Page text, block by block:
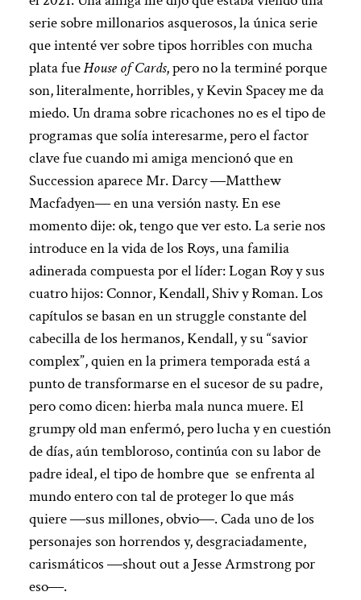
serie sobre millonarios asquerosos, la única serie
que intenté ver sobre tipos horribles con mucha
plata fueHouse of Cards, pero no la terminé porque
son, literalmente, horribles, y Kevin Spacey me da
miedo. Un drama sobre ricachones no es el tipo de
programas que solía interesarme, pero el factor
clave fue cuando mi amiga mencionó que en
Succession aparece Mr. Darcy ―Matthew
Macfadyen― en una versión nasty. En ese
momento dije: ok, tengo que ver esto. La serie nos
introduce en la vida de los Roys, una familia
adinerada compuesta por el líder: Logan Roy y sus
cuatro hijos: Connor, Kendall, Shiv y Roman. Los
capítulos se basan en un struggle constante del
cabecilla de los hermanos, Kendall, y su “savior
complex”, quien en la primera temporada está a
punto de transformarse en el sucesor de su padre,
pero como dicen: hierba mala nunca muere. El
grumpy old man enfermó, pero lucha y en cuestión
de días, aún tembloroso, continúa con su labor de
padre ideal, el tipo de hombre que se enfrenta al
mundo entero con tal de proteger lo que más
quiere ―sus millones, obvio―. Cada uno de los
personajes son horrendos y, desgraciadamente,
carismáticos ―shout outa Jesse Armstrong por
eso―.